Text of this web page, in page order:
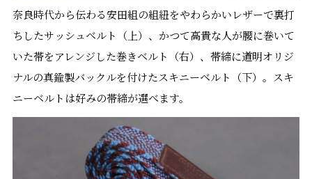
奈良時代から伝わる安田組の組紐をやわらかいレザーで裏打
ちしたサッシュベルト（上）、かつて高貴な人が腰に巻いて
いた帯をアレンジした巻きベルト（右）、帯締に道明オリジ
ナルの真鍮製バックルを付けたスキニーベルト（下）。スキ
ニーベルトは好みの帯締が選べます。